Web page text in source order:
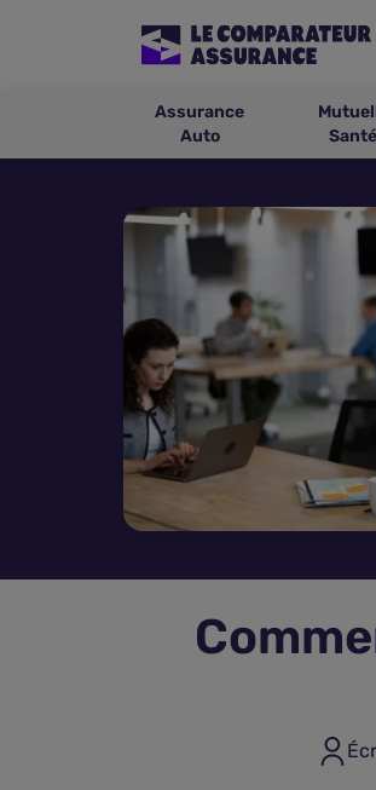
Assurance
Auto
Santé